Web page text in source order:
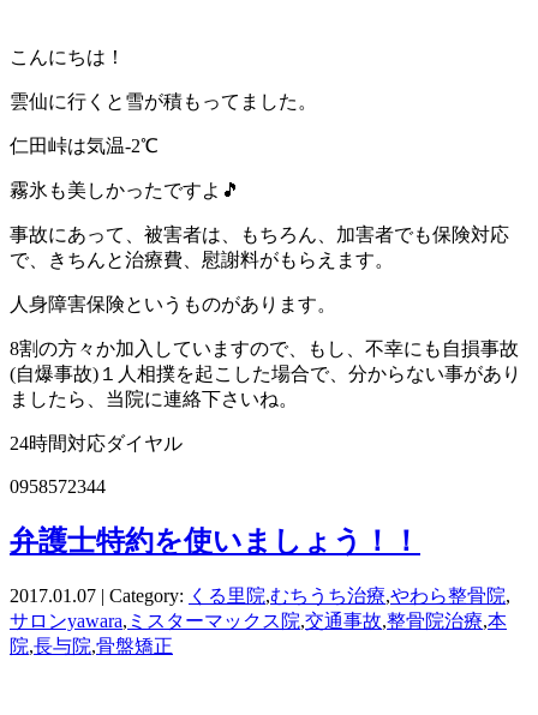
こんにちは！
雲仙に行くと雪が積もってました。
仁田峠は気温-2℃
霧氷も美しかったですよ🎵
事故にあって、被害者は、もちろん、加害者でも保険対応
で、きちんと治療費、慰謝料がもらえます。
人身障害保険というものがあります。
8割の方々か加入していますので、もし、不幸にも自損事故
(自爆事故)１人相撲を起こした場合で、分からない事があり
ましたら、当院に連絡下さいね。
24時間対応ダイヤル
0958572344
弁護士特約を使いましょう！！
2017.01.07 | Category: くる里院,むちうち治療,やわら整骨院,
サロンyawara, ミスターマックス院,交通事故,整骨院治療,本
院,長与院,骨盤矯正